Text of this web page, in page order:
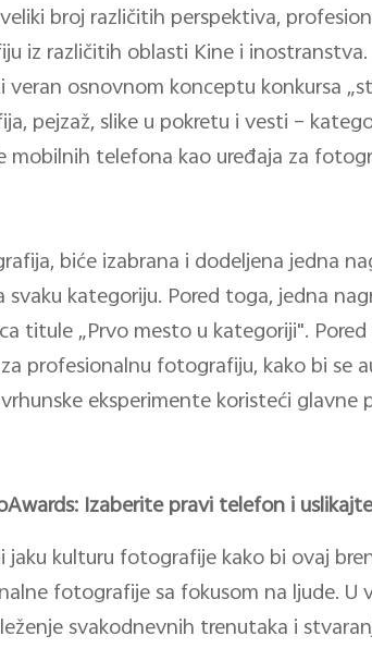
broj različitih perspektiva,
iz različitih oblasti Kine i
osnovnom konceptu konkursa
pejzaž, slike u pokretu i vesti –
mobilnih telefona kao uređaja za
biće izabrana i dodeljena jedna
kategoriju. Pored toga, jedna
titule „Prvo mesto u kategoriji".
profesionalnu fotografiju, kako bi
eksperimente koristeći
Izaberite pravi telefon i
jaku kulturu fotografije kako bi ovaj
fotografije sa fokusom na ljude.
svakodnevnih trenutaka i